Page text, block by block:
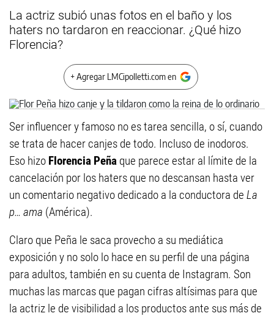
La actriz subió unas fotos en el baño y los
haters no tardaron en reaccionar. ¿Qué hizo
Florencia?
+ Agregar LMCipolletti.com en
Ser influencer y famoso no es tarea sencilla, o sí, cuando
se trata de hacer canjes de todo. Incluso de inodoros.
Eso hizo Florencia Peña que parece estar al límite de la
cancelación por los haters que no descansan hasta ver
un comentario negativo dedicado a la conductora de La
p… ama (América).
Claro que Peña le saca provecho a su mediática
exposición y no solo lo hace en su perfil de una página
para adultos, también en su cuenta de Instagram. Son
muchas las marcas que pagan cifras altísimas para que
la actriz le de visibilidad a los productos ante sus más de